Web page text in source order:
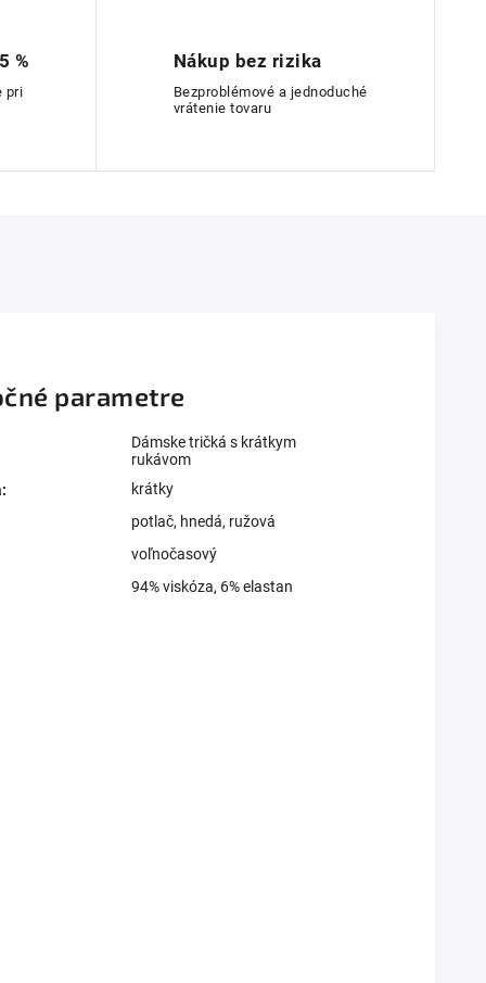
%
pri
Nákup bez rizika
Bezproblémové a jednoduché
vrátenie tovaru
parametre
Dámske tričká s krátkym
rukávom
:
krátky
potlač, hnedá, ružová
voľnočasový
94% viskóza, 6% elastan